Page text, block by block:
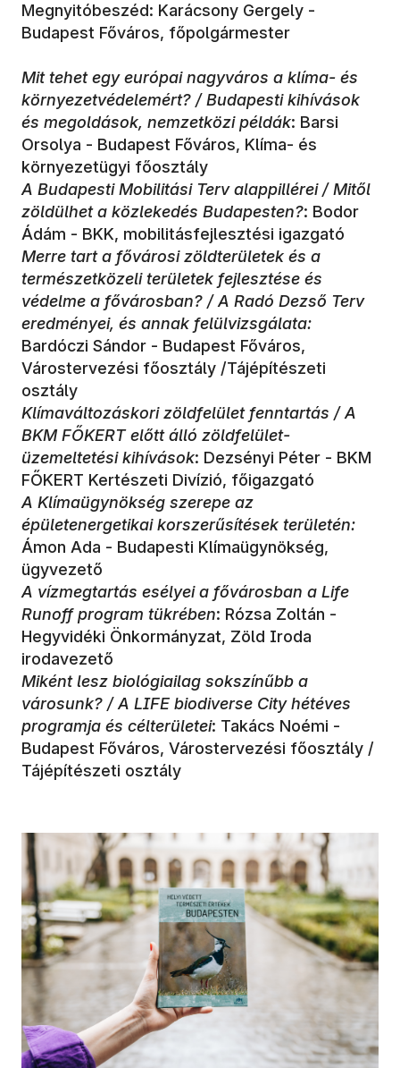
Megnyitóbeszéd: Karácsony Gergely -
Budapest Főváros, főpolgármester
Mit tehet egy európai nagyváros a klíma- és
környezetvédelemért? / Budapesti kihívások
és megoldások, nemzetközi példák: Barsi
Orsolya - Budapest Főváros, Klíma- és
környezetügyi főosztály
A Budapesti Mobilitási Terv alappillérei / Mitől
zöldülhet a közlekedés Budapesten?: Bodor
Ádám - BKK, mobilitásfejlesztési igazgató
Merre tart a fővárosi zöldterületek és a
természetközeli területek fejlesztése és
védelme a fővárosban? / A Radó Dezső Terv
eredményei, és annak felülvizsgálata:
Bardóczi Sándor - Budapest Főváros,
Várostervezési főosztály /Tájépítészeti
osztály
Klímaváltozáskori zöldfelület fenntartás / A
BKM FŐKERT előtt álló zöldfelület-
üzemeltetési kihívások: Dezsényi Péter - BKM
FŐKERT Kertészeti Divízió, főigazgató
A Klímaügynökség szerepe az
épületenergetikai korszerűsítések területén:
Ámon Ada - Budapesti Klímaügynökség,
ügyvezető
A vízmegtartás esélyei a fővárosban a Life
Runoff program tükrében: Rózsa Zoltán -
Hegyvidéki Önkormányzat, Zöld Iroda
irodavezető
Miként lesz biológiailag sokszínűbb a
városunk? / A LIFE biodiverse City hétéves
programja és célterületei: Takács Noémi -
Budapest Főváros, Várostervezési főosztály /
Tájépítészeti osztály